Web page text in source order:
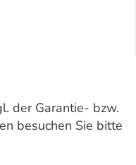
der Garantie- bzw.
besuchen Sie bitte